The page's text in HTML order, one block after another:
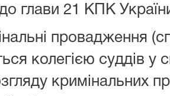
до глави 21 КПК
провадження
колегією суддів у
кримінальних